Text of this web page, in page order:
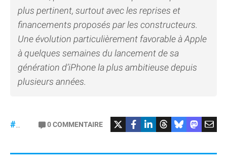
plus pertinent, surtout avec les reprises et
financements proposés par les constructeurs.
Une évolution particulièrement favorable à Apple
à quelques semaines du lancement de sa
génération d’iPhone la plus ambitieuse depuis
plusieurs années.
#CounterPointResearch #iPhone
0COMMENTAIRE